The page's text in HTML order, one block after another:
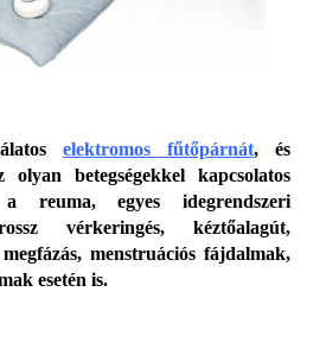
elektromos fűtőpárnát, és
olyan betegségekkel kapcsolatos
reuma, egyes idegrendszeri
vérkeringés, kéztőalagút,
megfázás, menstruációs fájdalmak,
esetén is.